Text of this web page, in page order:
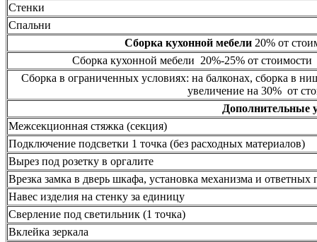
Стенки
Спальни
Сборка кухонной мебели20% от
Сборка кухонной мебели 20%-25% от стоимости
Сборка в ограниченных условиях: на балконах, сборка в
увеличение на 30% от
Дополнительные
Межсекционная стяжка (секция)
Подключение подсветки 1 точка (без расходных материалов)
Вырез под розетку в оргалите
Врезка замка в дверь шкафа, установка механизма и ответных
Навес изделия на стенку за единицу
Сверление под светильник (1 точка)
Вклейка зеркала